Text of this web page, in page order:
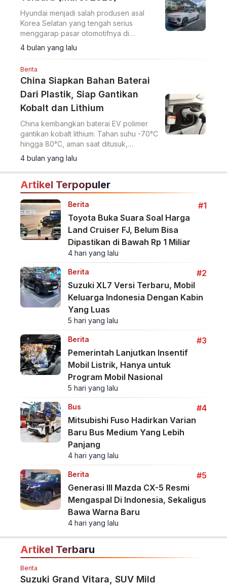
Hyundai menjadi salah produsen asal
Korea Selatan yang tengah serius
menggarap pasar otomotifnya di
Indonesia.
4 bulan yang lalu
Berita
China Siapkan Bahan Baterai
Dari Plastik, Siap Gantikan
Kobalt dan Lithium
China kembangkan baterai EV polimer
gantikan kobalt lithium. Tahan suhu -70°C
hingga 80°C, aman saat ditusuk,
fleksibel, dan berkelanjutan dengan
250Wh/kg.
4 bulan yang lalu
Artikel Terpopuler
Berita
#1
Toyota Buka Suara Soal Harga
Land Cruiser FJ, Belum Bisa
Dipastikan di Bawah Rp 1 Miliar
4 hari yang lalu
Berita
#2
Suzuki XL7 Versi Terbaru, Mobil
Keluarga Indonesia Dengan Kabin
Yang Luas
5 hari yang lalu
Berita
#3
Pemerintah Lanjutkan Insentif
Mobil Listrik, Hanya untuk
Program Mobil Nasional
5 hari yang lalu
Bus
#4
Mitsubishi Fuso Hadirkan Varian
Baru Bus Medium Yang Lebih
Panjang
4 hari yang lalu
Berita
#5
Generasi III Mazda CX-5 Resmi
Mengaspal Di Indonesia, Sekaligus
Bawa Warna Baru
4 hari yang lalu
Artikel Terbaru
Berita
Suzuki Grand Vitara, SUV Mild